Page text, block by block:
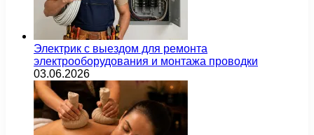
Электрик с выездом для ремонта
электрооборудования и монтажа проводки
03.06.2026